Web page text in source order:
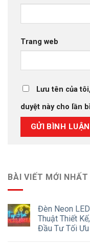
Trang web
Lưu tên của
duyệt này cho lần
BÀI VIẾT MỚI NHẤT
Đèn Neon
Thuật Thiết
Đầu Tư Tối Ưu